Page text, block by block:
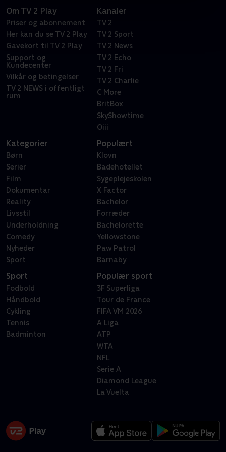
Om TV 2 Play
Priser og abonnement
Her kan du se TV 2 Play
Gavekort til TV 2 Play
Support og
Kundecenter
Vilkår og betingelser
TV 2 NEWS i offentligt
rum
Kanaler
TV 2
TV 2 Sport
TV 2 News
TV 2 Echo
TV 2 Fri
TV 2 Charlie
C More
BritBox
SkyShowtime
Oiii
Kategorier
Børn
Serier
Film
Dokumentar
Reality
Livsstil
Underholdning
Comedy
Nyheder
Sport
Populært
Klovn
Badehotellet
Sygeplejeskolen
X Factor
Bachelor
Forræder
Bachelorette
Yellowstone
Paw Patrol
Barnaby
Sport
Fodbold
Håndbold
Cykling
Tennis
Badminton
Populær sport
3F Superliga
Tour de France
FIFA VM 2026
A Liga
ATP
WTA
NFL
Serie A
Diamond League
La Vuelta